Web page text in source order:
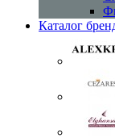
Каталог